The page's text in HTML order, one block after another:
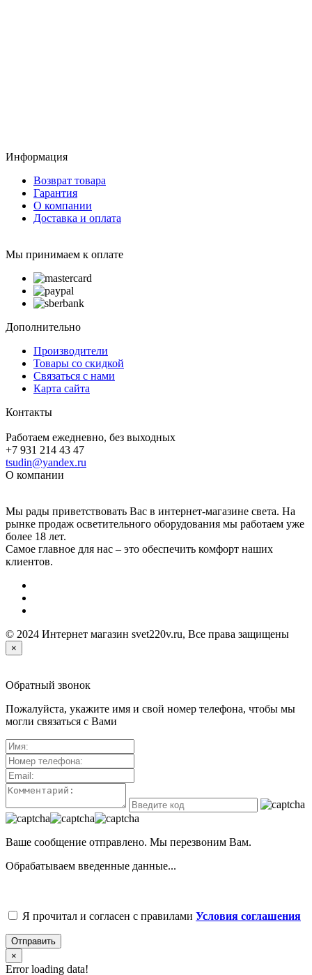
Информация
Возврат товара
Гарантия
О компании
Доставка и оплата
Мы принимаем к оплате
Дополнительно
Производители
Товары со скидкой
Связаться с нами
Карта сайта
Контакты
Работаем ежедневно, без выходных
+7 931 214 43 47
tsudin@yandex.ru
О компании
Мы рады приветствовать Вас в интернет-магазине света. На
рынке продаж осветительного оборудования мы работаем уже
более 18 лет.
Самое главное для нас – это обеспечить комфорт наших
клиентов.
© 2024 Интернет магазин svet220v.ru, Все права защищены
×
Обратный звонок
Пожалуйста, укажите имя и свой номер телефона, чтобы мы
могли связаться с Вами
Ваше сообщение отправлено. Мы перезвоним Вам.
Обрабатываем введенные данные...
Я прочитал и согласен с правилами Условия соглашения
Отправить
×
Error loading data!